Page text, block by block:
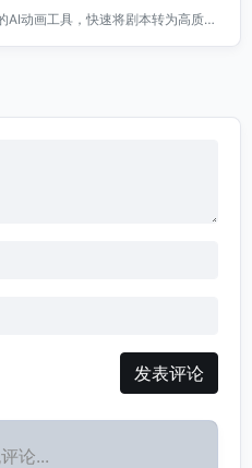
动画工具，快速将剧本转为高质量
发表评论
论...